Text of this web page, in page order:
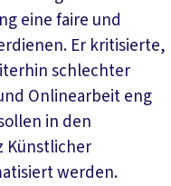
eine faire und
Er kritisierte,
schlechter
Onlinearbeit eng
in den
Künstlicher
werden.